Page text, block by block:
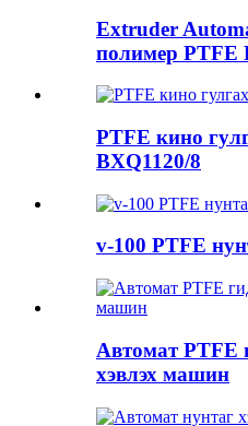
Extruder
полимер PTFE
PTFE кино
BXQ1120/8
v-100 PTFE
Автомат PTFE
хэвлэх машин